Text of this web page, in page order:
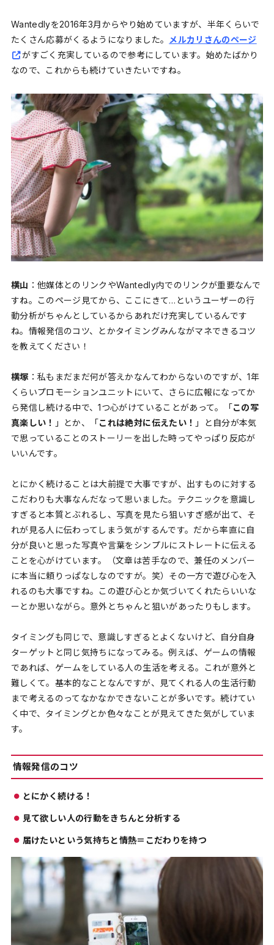
Wantedlyを2016年3月からやり始めていますが、半年くらいで
たくさん応募がくるようになりました。 メルカリさんのページ
がすごく充実しているので参考にしています。始めたばかり
なので、これからも続けていきたいですね。
横山 ：他媒体とのリンクやWantedly内でのリンクが重要なんで
すね。このページ見てから、ここにきて…というユーザーの行
動分析がちゃんとしているからあれだけ充実しているんです
ね。情報発信のコツ、とかタイミングみんながマネできるコツ
を教えてください！
横塚 ：私もまだまだ何が答えかなんてわからないのですが、1年
くらいプロモーションユニットにいて、さらに広報になってか
ら発信し続ける中で、1つ心がけていることがあって。「この写
真楽しい！ 」とか、「これは絶対に伝えたい！ 」と自分が本気
で思っていることのストーリーを出した時ってやっぱり反応が
いいんです。
とにかく続けることは大前提で大事ですが、出すものに対する
こだわりも大事なんだなって思いました。テクニックを意識し
すぎると本質とぶれるし、写真を見たら狙いすぎ感が出て、そ
れが見る人に伝わってしまう気がするんです。だから率直に自
分が良いと思った写真や言葉をシンプルにストレートに伝える
ことを心がけています。（文章は苦手なので、兼任のメンバー
に本当に頼りっぱなしなのですが。笑）その一方で遊び心を入
れるのも大事ですね。この遊び心とか気づいてくれたらいいな
ーとか思いながら。意外とちゃんと狙いがあったりもします。
タイミングも同じで、意識しすぎるとよくないけど、自分自身
ターゲットと同じ気持ちになってみる。例えば、ゲームの情報
であれば、ゲームをしている人の生活を考える。これが意外と
難しくて。基本的なことなんですが、見てくれる人の生活行動
まで考えるのってなかなかできないことが多いです。続けてい
く中で、タイミングとか色々なことが見えてきた気がしていま
す。
情報発信のコツ
とにかく続ける！
見て欲しい人の行動をきちんと分析する
届けたいという気持ちと情熱＝こだわりを持つ